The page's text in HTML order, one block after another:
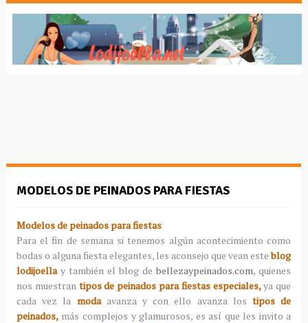
MODELOS DE PEINADOS PARA FIESTAS
Modelos de peinados para fiestas
Para el fin de semana si tenemos algún acontecimiento como
bodas o alguna fiesta elegantes, les aconsejo que vean esteblog
lodijoellay también el blog debellezaypeinados.com, quienes
nos muestran tipos de peinados para fiestas especiales,ya que
cada vez la moda avanza y con ello avanza los tipos de
peinados,más complejos y glamurosos, es así que les invito a